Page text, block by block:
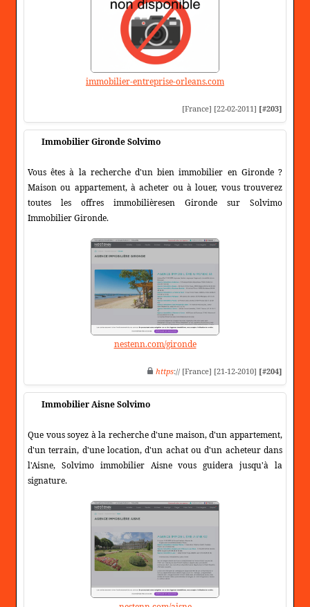
immobilier-entreprise-orleans.com
[France] [22-02-2011] [#203]
Immobilier Gironde Solvimo
Vous êtes à la recherche d'un bien immobilier en Gironde ?
Maison ou appartement, à acheter ou à louer, vous trouverez
toutes les offres immobilièresen Gironde sur Solvimo
Immobilier Gironde.
nestenn.com/gironde
https:// [France] [21-12-2010] [#204]
Immobilier Aisne Solvimo
Que vous soyez à la recherche d'une maison, d'un appartement,
d'un terrain, d'une location, d'un achat ou d'un acheteur dans
l'Aisne, Solvimo immobilier Aisne vous guidera jusqu'à la
signature.